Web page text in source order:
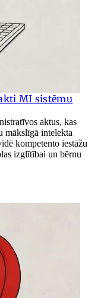
MI sistēmu
aktus, kas
mākslīgā intelekta
kompetento iestāžu
izglītībai un bērnu